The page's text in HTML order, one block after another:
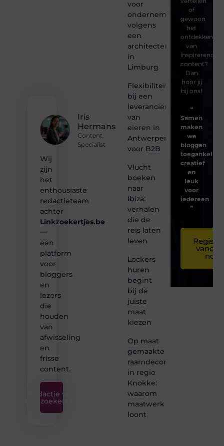
Iris
Hermans
Content
Specialist
Wij
zijn
het
enthousiaste
redactieteam
achter
Linkzoekertjes.be
—
een
platform
voor
bloggers
en
lezers
die
houden
van
afwisseling
en
frisse
content.
Redactie van
Linkzoekertjes
voor
ondernemingen
volgens
een
architectenbureau
in
Limburg
Flexibiliteit
bij een
leverancier
van
eieren in
Antwerpen
voor B2B
Vlucht
boeken
naar
Ibiza:
verhalen
die de
reis laten
leven
Lockers
huren
begint
bij de
juiste
maat
kiezen
Op maat
gemaakte
raamdecoratie
in regio
Knokke:
waarom
maatwerk
loont
of
gewoon
het
ontdekken
van
inspirerende
content?
Dan
hoor jij
bij ons!
❝
Samen
maken
we
bloggen
toegankelijk,
creatief
en
leuk
voor
iedereen
❞
nog